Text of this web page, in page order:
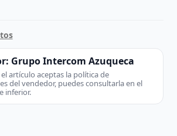
Grupo Intercom Azuqueca
artículo aceptas la política de
del vendedor, puedes consultarla en el
inferior.